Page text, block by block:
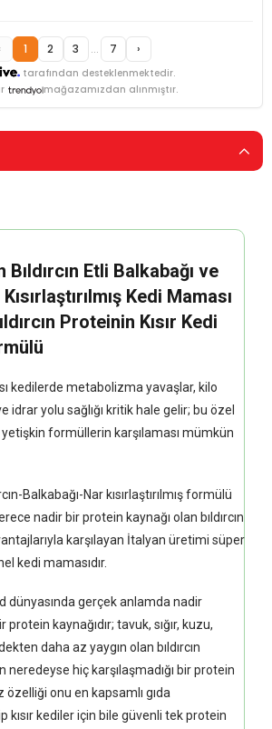
tarafından desteklenmektedir.
‹ 1 2 3 ... 7 ›
mağazamızdan alınmıştır.
Etli Balkabağı ve
Kedi Maması
Proteinin Kısır Kedi
kedilerde metabolizma yavaşlar, kilo
idrar yolu sağlığı kritik hale gelir; bu özel
formüllerin karşılaması mümkün
Balkabağı-Nar kısırlaştırılmış formülü
nadir bir protein kaynağı olan bıldırcın
karşılayan İtalyan üretimi süper
kedi mamasıdır.
dünyasında gerçek anlamda nadir
protein kaynağıdır; tavuk, sığır, kuzu,
daha az yaygın olan bıldırcın
neredeyse hiç karşılaşmadığı bir protein
özelliği onu en kapsamlı gıda
kısır kediler için bile güvenli tek protein